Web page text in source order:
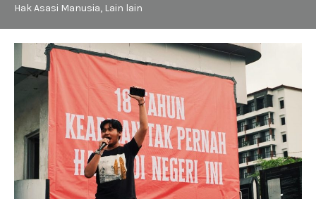
Hak Asasi Manusia Lain lain